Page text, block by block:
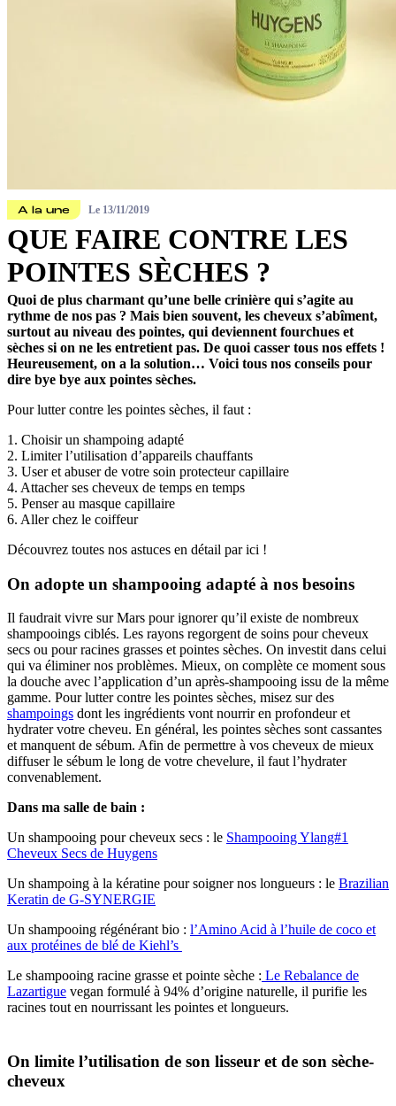
A la une Le 13/11/2019
QUE FAIRE CONTRE LES
POINTES SÈCHES ?
Quoi de plus charmant qu’une belle crinière qui s’agite au
rythme de nos pas ? Mais bien souvent, les cheveux s’abîment,
surtout au niveau des pointes, qui deviennent fourchues et
sèches si on ne les entretient pas. De quoi casser tous nos effets !
Heureusement, on a la solution… Voici tous nos conseils pour
dire bye bye aux pointes sèches.
Pour lutter contre les pointes sèches, il faut :
1. Choisir un shampoing adapté
2. Limiter l’utilisation d’appareils chauffants
3. User et abuser de votre soin protecteur capillaire
4. Attacher ses cheveux de temps en temps
5. Penser au masque capillaire
6. Aller chez le coiffeur
Découvrez toutes nos astuces en détail par ici !
On adopte un shampooing adapté à nos besoins
Il faudrait vivre sur Mars pour ignorer qu’il existe de nombreux
shampooings ciblés. Les rayons regorgent de soins pour cheveux
secs ou pour racines grasses et pointes sèches. On investit dans celui
qui va éliminer nos problèmes. Mieux, on complète ce moment sous
la douche avec l’application d’un après-shampooing issu de la même
gamme. Pour lutter contre les pointes sèches, misez sur des
shampoings dont les ingrédients vont nourrir en profondeur et
hydrater votre cheveu. En général, les pointes sèches sont cassantes
et manquent de sébum. Afin de permettre à vos cheveux de mieux
diffuser le sébum le long de votre chevelure, il faut l’hydrater
convenablement.
Dans ma salle de bain :
Un shampooing pour cheveux secs : le Shampooing Ylang#1
Cheveux Secs de Huygens
Un shampoing à la kératine pour soigner nos longueurs : le Brazilian
Keratin de G-SYNERGIE
Un shampooing régénérant bio : l’Amino Acid à l’huile de coco et
aux protéines de blé de Kiehl’s
Le shampooing racine grasse et pointe sèche : Le Rebalance de
Lazartigue vegan formulé à 94% d’origine naturelle, il purifie les
racines tout en nourrissant les pointes et longueurs.
On limite l’utilisation de son lisseur et de son sèche-
cheveux